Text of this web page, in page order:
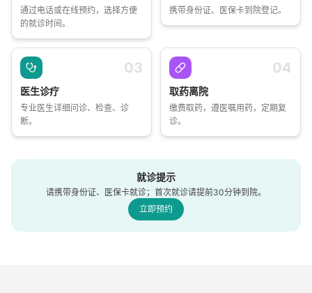
通过电话或在线预约，选择方便
的就诊时间。
携带身份证、医保卡到院登记。
03
医生诊疗
专业医生详细问诊、检查、诊
断。
04
取药离院
缴费取药，遵医嘱用药，定期复
诊。
就诊提示
请携带身份证、医保卡就诊；首次就诊请提前30分钟到院。
立即预约